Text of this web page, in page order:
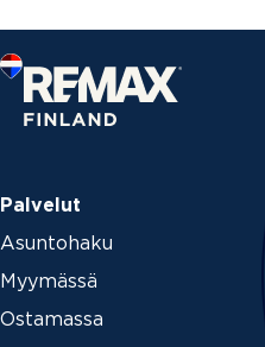
Palvelut
Asuntohaku
Myymässä
Ostamassa